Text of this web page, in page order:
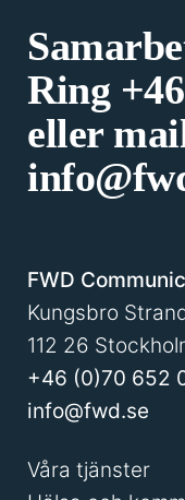
Ring
eller
FWD
Kungsbro
112 26
+46 (0)70 652
info@fwd.se
Våra tjänster